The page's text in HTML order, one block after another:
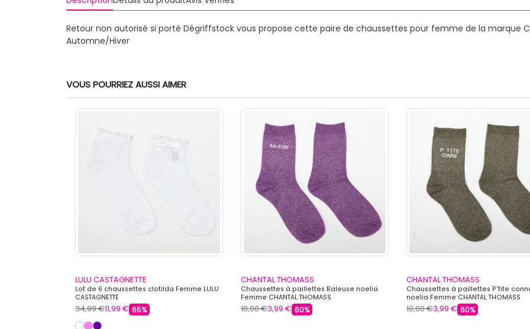
Retour non autorisé si porté Dégriffstock vous propose cette paire de chaussettes pour femme de la marque
Automne/Hiver
VOUS POURRIEZ AUSSI AIMER
LULU CASTAGNETTE
Lot de 6 chaussettes clotilda Femme LULU
CASTAGNETTE
34,99 €11,99 € 65%
CHANTAL THOMASS
Chaussettes à paillettes Raleuse noelia
Femme CHANTAL THOMASS
10,00 €3,99 € 60%
CHANTAL THOMASS
Chaussettes à paillettes P'tite
noelia Femme CHANTAL THOMASS
10,00 €3,99 € 60%